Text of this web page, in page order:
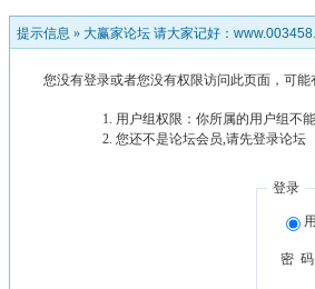
提示信息 » 大赢家论坛 请大家记好：
您没有登录或者您没有权限访问此页面，可能
用户组权限：你所属的用户组不
您还不是论坛会员,请先登录论坛
登录
密 码